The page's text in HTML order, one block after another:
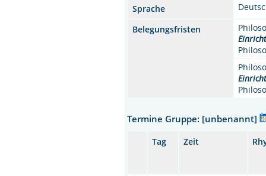
Sprache
Belegungsfristen
Termine Gruppe: [unbenannt]
Tag Zeit